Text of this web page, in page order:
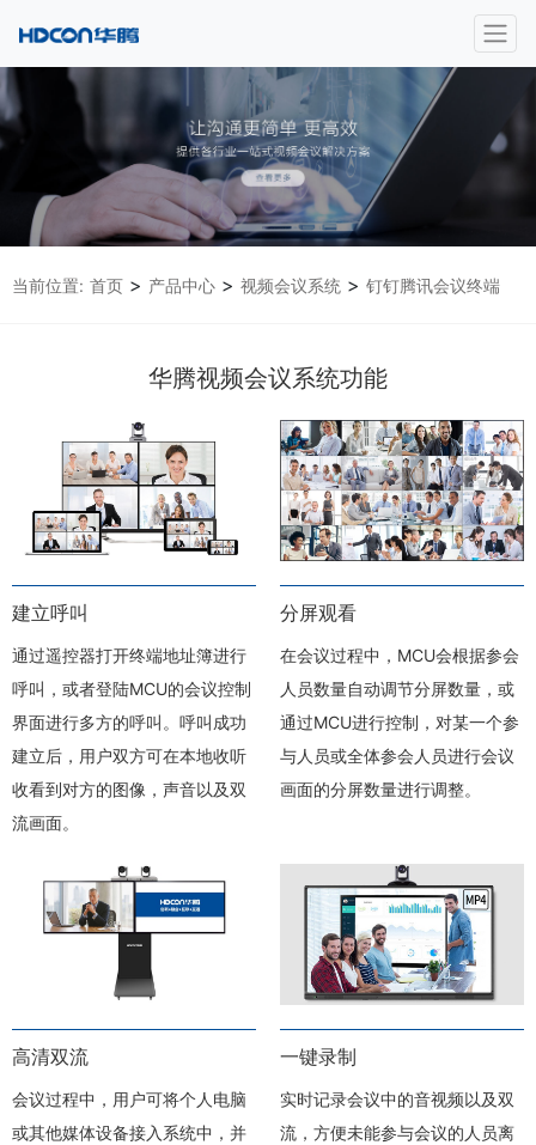
当前位置: 首页 > 产品中心 > 视频会议系统 > 钉钉腾讯会议终端
华腾视频会议系统功能
建立呼叫
通过遥控器打开终端地址簿进行
呼叫，或者登陆MCU的会议控制
界面进行多方的呼叫。呼叫成功
建立后，用户双方可在本地收听
收看到对方的图像，声音以及双
流画面。
分屏观看
在会议过程中，MCU会根据参会
人员数量自动调节分屏数量，或
通过MCU进行控制，对某一个参
与人员或全体参会人员进行会议
画面的分屏数量进行调整。
高清双流
会议过程中，用户可将个人电脑
或其他媒体设备接入系统中，并
一键录制
实时记录会议中的音视频以及双
流，方便未能参与会议的人员离